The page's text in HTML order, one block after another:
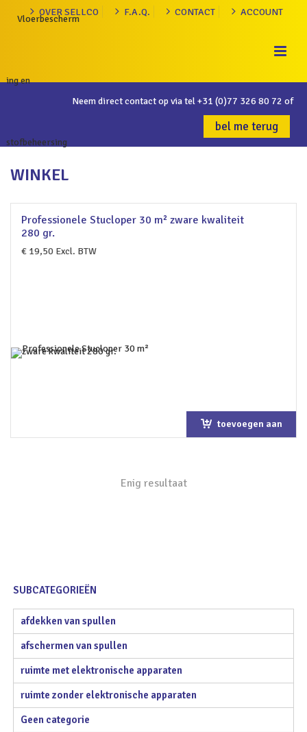
OVER SELLCO F.A.Q. CONTACT ACCOUNT
Neem direct contact op via tel+31 (0)77 326 80 72 of
bel me terug
WINKEL
Professionele Stucloper 30 m² zware kwaliteit
280 gr.
€ 19,50 Excl. BTW
toevoegen aan
Enig resultaat
SUBCATEGORIEËN
afdekken van spullen
afschermen van spullen
ruimte met elektronische apparaten
ruimte zonder elektronische apparaten
Geen categorie